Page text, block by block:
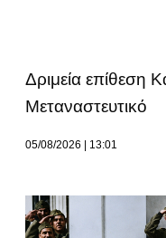
Δριμεία επίθεση
Μεταναστευτικό
05/08/2026 13:01